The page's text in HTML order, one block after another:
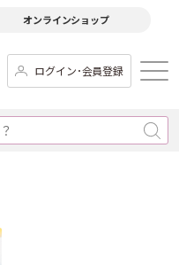
オンラインショップ
ログイン･会員登録